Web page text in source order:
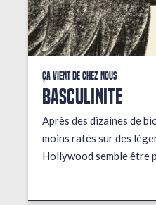
Ça vient de chez nous
BASCULINITE
Après des dizaines de
moins ratés sur des
Hollywood semble être